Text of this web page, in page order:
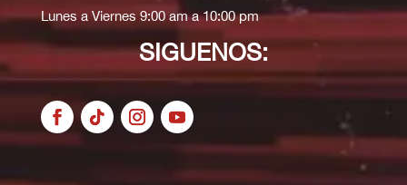
Lunes a Viernes 9:00 am a 10:00 pm
SIGUENOS: